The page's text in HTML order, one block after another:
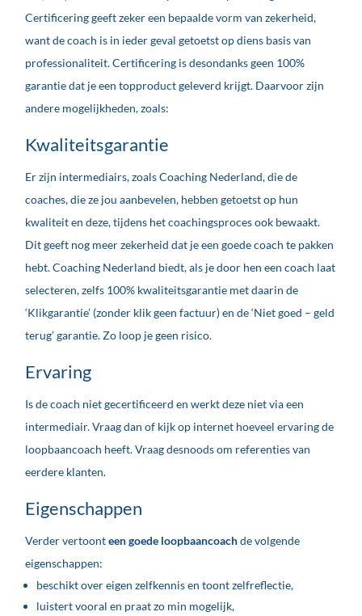
Certificering geeft zeker een bepaalde vorm van zekerheid,
want de coach is in ieder geval getoetst op diens basis van
professionaliteit. Certificering is desondanks geen 100%
garantie dat je een topproduct geleverd krijgt. Daarvoor zijn
andere mogelijkheden, zoals:
Kwaliteitsgarantie
Er zijn intermediairs, zoals Coaching Nederland, die de
coaches, die ze jou aanbevelen, hebben getoetst op hun
kwaliteit en deze, tijdens het coachingsproces ook bewaakt.
Dit geeft nog meer zekerheid dat je een goede coach te pakken
hebt. Coaching Nederland biedt, als je door hen een coach laat
selecteren, zelfs 100% kwaliteitsgarantie met daarin de
‘Klikgarantie’ (zonder klik geen factuur) en de ‘Niet goed – geld
terug’ garantie. Zo loop je geen risico.
Ervaring
Is de coach niet gecertificeerd en werkt deze niet via een
intermediair. Vraag dan of kijk op internet hoeveel ervaring de
loopbaancoach heeft. Vraag desnoods om referenties van
eerdere klanten.
Eigenschappen
Verder vertoonteen goede loopbaancoachde volgende
eigenschappen:
beschikt over eigen zelfkennis en toont zelfreflectie,
luistert vooral en praat zo min mogelijk,